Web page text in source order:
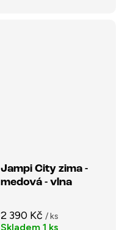
Jampi City zima -
medová - vlna
2 390 Kč / ks
Skladem 1 ks